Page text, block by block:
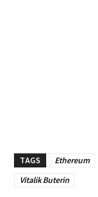
TAGS Ethereum
Vitalik Buterin